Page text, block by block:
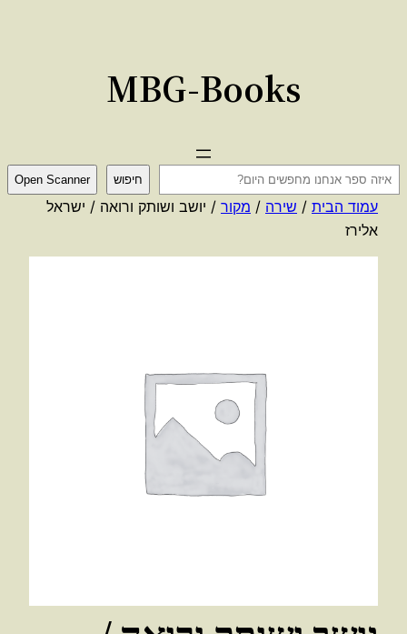
MBG-Books
ח
י
חיפוש Open Scanner
עמוד הבית / שירה / מקור / יושב ושותק ורואה / ישראל
אלירז